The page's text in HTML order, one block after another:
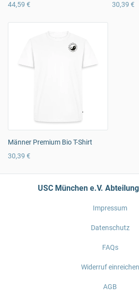
44,59 €
30,39 €
Männer Premium Bio T-Shirt
30,39 €
USC München e.V.
Impressum
Datenschutz
FAQs
Widerruf einreichen
AGB